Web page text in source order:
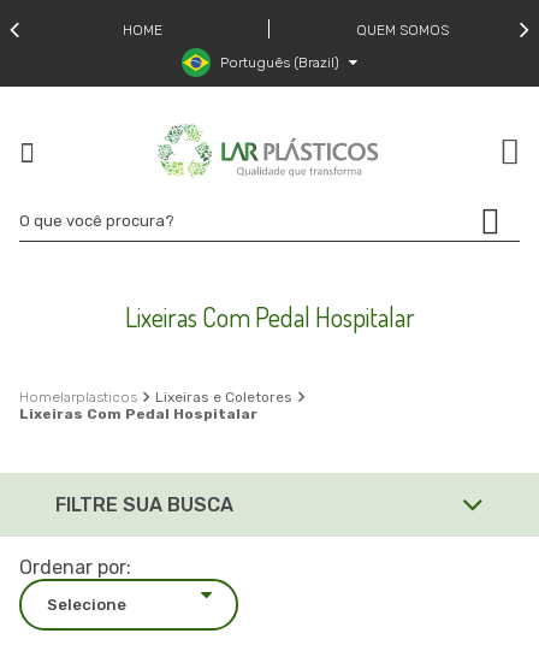
HOME
QUEM SOMOS
Português (Brazil)
Lixeiras Com Pedal Hospitalar
larplasticos
Lixeiras e Coletores
Lixeiras Com Pedal Hospitalar
FILTRE SUA BUSCA
Ordenar por: